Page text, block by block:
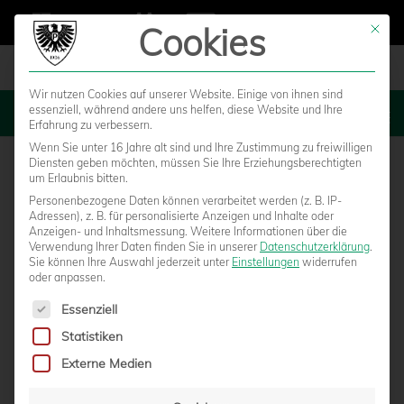
MENU
PREUSSENFAN UND SOCCERWATCH-K
Mit
Cookies
Wir nutzen Cookies auf unserer Website. Einige von ihnen sind
essenziell, während andere uns helfen, diese Website und Ihre
Erfahrung zu verbessern.
Wenn Sie unter 16 Jahre alt sind und Ihre Zustimmung zu freiwilligen
Diensten geben möchten, müssen Sie Ihre Erziehungsberechtigten
um Erlaubnis bitten.
Personenbezogene Daten können verarbeitet werden (z. B. IP-
Adressen), z. B. für personalisierte Anzeigen und Inhalte oder
Anzeigen- und Inhaltsmessung. Weitere Informationen über die
Verwendung Ihrer Daten finden Sie in unserer Datenschutzerklärung.
Sie können Ihre Auswahl jederzeit unter Einstellungen widerrufen
oder anpassen.
Es folgt eine Liste der Service-Gruppen, für die eine
Essenziell
Statistiken
Externe Medien